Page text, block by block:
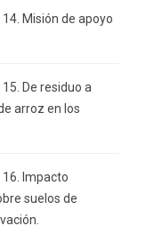
Misión de apoyo
De residuo a
arroz en los
16. Impacto
suelos de